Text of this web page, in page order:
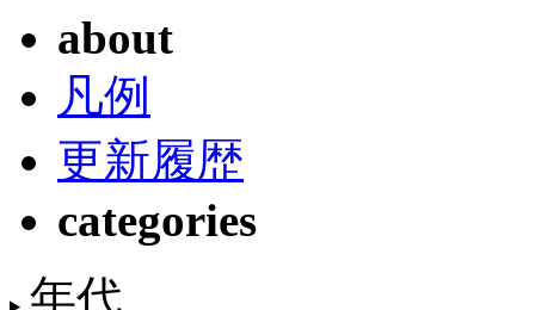
about
凡例
更新履歴
categories
年代